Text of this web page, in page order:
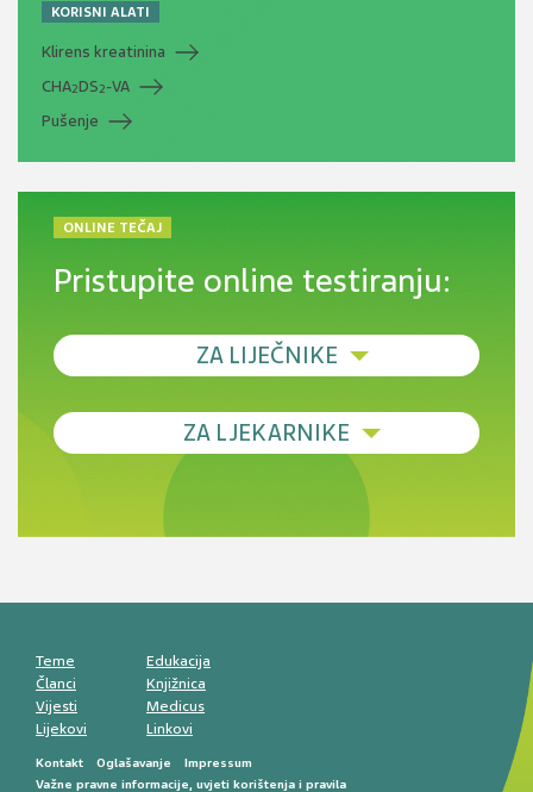
KORISNI ALATI
Klirens kreatinina
CHA2DS2-VA
Pušenje
ONLINE TEČAJ
Pristupite online testiranju:
ZA LIJEČNIKE
Debljina - od prevencije do personalizirane
Novi pogled na migrenu: komorbiditeti, spolne
razlike i nove terapije
smetnji do rane onkološke dijagnostike
ZA LJEKARNIKE
Antikoagulansi u ljekarničkoj praksi –
Teme
Članci
Vijesti
Lijekovi
Edukacija
Knjižnica
Medicus
Linkovi
Kontakt Oglašavanje
Impressum
Važne pravne informacije, uvjeti korištenja i pravila